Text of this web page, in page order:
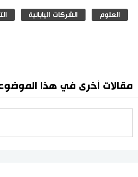
العلوم الشركات اليابانية
مقالات أخرى في هذا